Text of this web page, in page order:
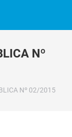
Nº
Nº 02/2015